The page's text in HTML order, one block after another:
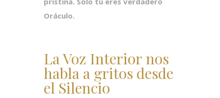
Oráculo.
La Voz Interior nos
habla a gritos desde
el Silencio